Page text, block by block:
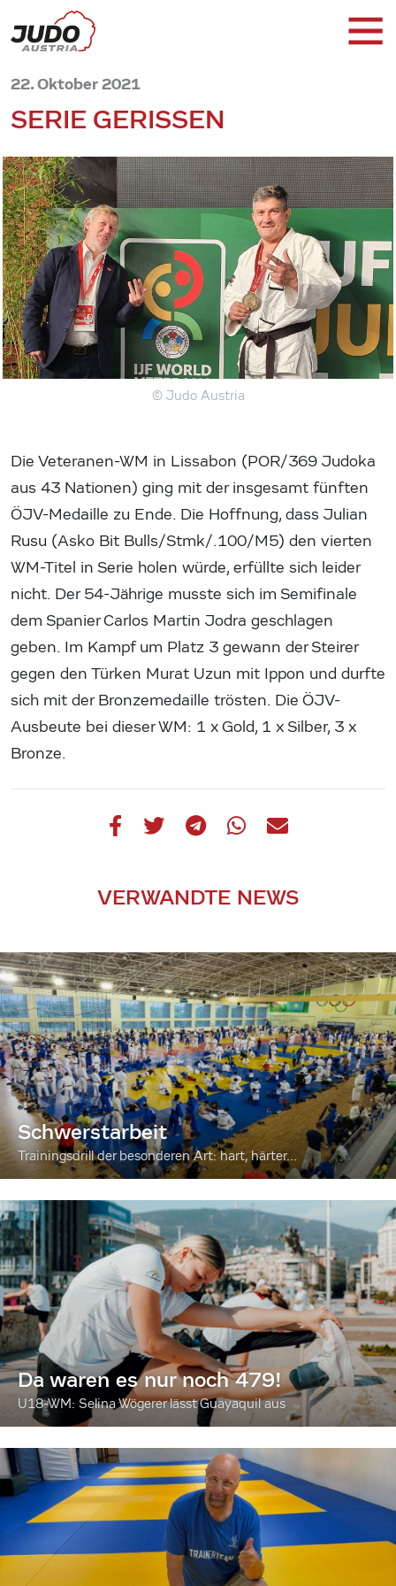
22. Oktober 2021
SERIE GERISSEN
© Judo Austria
Die Veteranen-WM in Lissabon (POR/369 Judoka
aus 43 Nationen) ging mit der insgesamt fünften
ÖJV-Medaille zu Ende. Die Hoffnung, dass Julian
Rusu (Asko Bit Bulls/Stmk/.100/M5) den vierten
WM-Titel in Serie holen würde, erfüllte sich leider
nicht. Der 54-Jährige musste sich im Semifinale
dem Spanier Carlos Martin Jodra geschlagen
geben. Im Kampf um Platz 3 gewann der Steirer
gegen den Türken Murat Uzun mit Ippon und durfte
sich mit der Bronzemedaille trösten. Die ÖJV-
Ausbeute bei dieser WM: 1 x Gold, 1 x Silber, 3 x
Bronze.
VERWANDTE NEWS
Schwerstarbeit
Trainingsdrill der besonderen Art: hart, härter...
Da waren es nur noch 479!
U18-WM: Selina Wögerer lässt Guayaquil aus